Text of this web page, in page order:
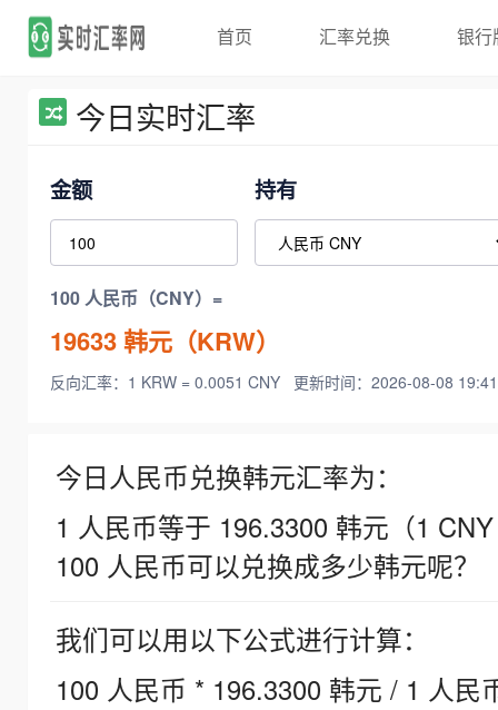
首页 汇率兑换 银行
今日实时汇率
金额 持有
100 人民币（CNY）=
19633韩元（KRW）
反向汇率：1 KRW = 0.0051 CNY 更新时间：2026-08-08
今日人民币兑换韩元汇率为：
1 人民币等于 196.3300 韩元（1
100 人民币可以兑换成多少韩元呢？
我们可以用以下公式进行计算：
100 人民币 * 196.3300 韩元 / 1 人民